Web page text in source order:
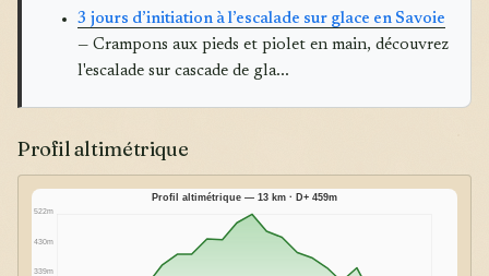
3 jours d’initiation à l’escalade sur glace en Savoie
— Crampons aux pieds et piolet en main, découvrez
l'escalade sur cascade de gla...
Profil altimétrique
339m
430m
522m
Profil altimétrique — 13 km · D+ 459m